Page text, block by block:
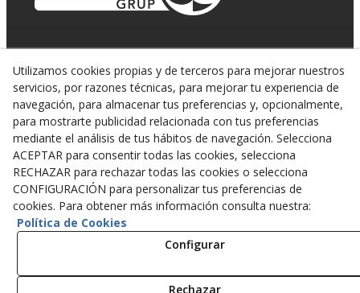
© 08/2026 CALAF TRENCHING, S.L. - Todos los
derechos reservados.
Utilizamos cookies propias y de terceros para mejorar nuestros
servicios, por razones técnicas, para mejorar tu experiencia de
navegación, para almacenar tus preferencias y, opcionalmente,
para mostrarte publicidad relacionada con tus preferencias
mediante el análisis de tus hábitos de navegación. Selecciona
ACEPTAR para consentir todas las cookies, selecciona
RECHAZAR para rechazar todas las cookies o selecciona
CONFIGURACIÓN para personalizar tus preferencias de
cookies. Para obtener más información consulta nuestra:
Política de Cookies
Configurar
Rechazar